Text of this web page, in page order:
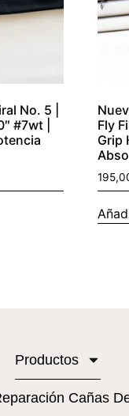
No. 5 |
#7wt |
Fly
Grip
Productos
Cañas